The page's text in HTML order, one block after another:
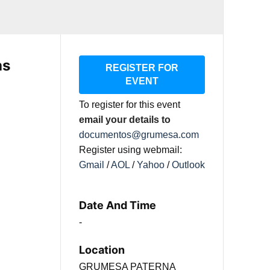
REGISTER FOR
EVENT
To register for this event
email your details to
documentos@grumesa.com
Register using webmail:
Gmail /AOL /Yahoo /Outlook
Date And Time
-
Location
GRUMESA PATERNA